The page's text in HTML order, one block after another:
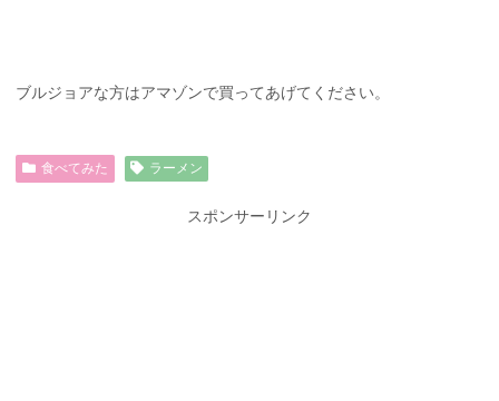
ブルジョアな方はアマゾンで買ってあげてください。
食べてみた ラーメン
スポンサーリンク